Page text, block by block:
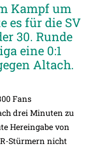
Kampf um
es für die SV
30. Runde
eine 0:1
Altach.
Fans
drei Minuten zu
Hereingabe von
Stürmern nicht